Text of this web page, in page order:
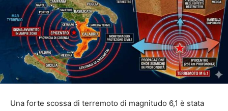
Una forte scossa di terremoto di magnitudo 6,1 è stata